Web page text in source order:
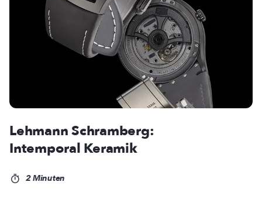
Lehmann Schramberg:
Intemporal Keramik
2 Minuten